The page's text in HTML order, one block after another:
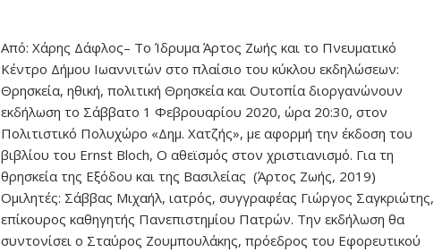
Από: Χάρης Δάφλος– Το Ίδρυμα Άρτος Ζωής και το Πνευματικό
Κέντρο Δήμου Ιωαννιτών στο πλαίσιο του κύκλου εκδηλώσεων:
Θρησκεία, ηθική, πολιτική Θρησκεία και Ουτοπία διοργανώνουν
εκδήλωση το Σάββατο 1 Φεβρουαρίου 2020, ώρα 20:30, στον
Πολιτιστικό Πολυχώρο «Δημ. Χατζής», με αφορμή την έκδοση του
βιβλίου του Ernst Bloch, Ο αθεϊσμός στον χριστιανισμό. Για τη
θρησκεία της Εξόδου και της Βασιλείας (Άρτος Ζωής, 2019)
Ομιλητές: Σάββας Μιχαήλ, ιατρός, συγγραφέας Γιώργος Σαγκριώτης,
επίκουρος καθηγητής Πανεπιστημίου Πατρών. Την εκδήλωση θα
συντονίσει ο Σταύρος Ζουμπουλάκης, πρόεδρος του Εφορευτικού